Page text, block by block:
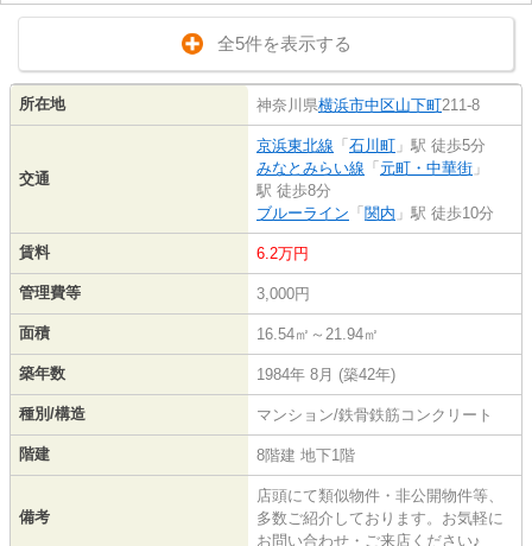
全5件を表示する
所在地 神奈川県横浜市中区山下町211-8
交通
京浜東北線 「 石川町 」駅 徒歩5分
みなとみらい線 「 元町・中華街 」
駅 徒歩8分
ブルーライン 「 関内 」駅 徒歩10分
賃料 6.2万円
管理費等 3,000円
面積 16.54㎡～21.94㎡
築年数 1984年 8月 (築42年)
種別/構造 マンション/鉄骨鉄筋コンクリート
階建 8階建 地下1階
備考
店頭にて類似物件・非公開物件等、
多数ご紹介しております。お気軽に
お問い合わせ・ご来店ください♪